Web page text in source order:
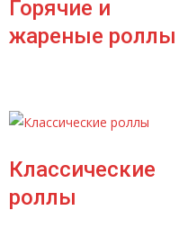
Горячие и
жареные роллы
Классические
роллы